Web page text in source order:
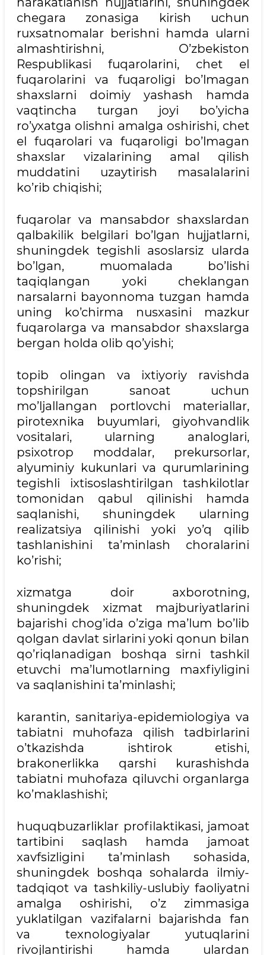
chegara zonasiga kirish uchun
ruxsatnomalar berishni hamda ularni
almashtirishni, O’zbekiston
Respublikasi fuqarolarini, chet el
fuqarolarini va fuqaroligi bo’lmagan
shaxslarni doimiy yashash hamda
vaqtincha turgan joyi bo’yicha
ro’yxatga olishni amalga oshirishi, chet
el fuqarolari va fuqaroligi bo’lmagan
shaxslar vizalarining amal qilish
muddatini uzaytirish masalalarini
ko’rib chiqishi;
fuqarolar va mansabdor shaxslardan
qalbakilik belgilari bo’lgan hujjatlarni,
shuningdek tegishli asoslarsiz ularda
bo’lgan, muomalada bo’lishi
taqiqlangan yoki cheklangan
narsalarni bayonnoma tuzgan hamda
uning ko’chirma nusxasini mazkur
fuqarolarga va mansabdor shaxslarga
bergan holda olib qo’yishi;
topib olingan va ixtiyoriy ravishda
topshirilgan sanoat uchun
mo’ljallangan portlovchi materiallar,
pirotexnika buyumlari, giyohvandlik
vositalari, ularning analoglari,
psixotrop moddalar, prekursorlar,
alyuminiy kukunlari va qurumlarining
tegishli ixtisoslashtirilgan tashkilotlar
tomonidan qabul qilinishi hamda
saqlanishi, shuningdek ularning
realizatsiya qilinishi yoki yo’q qilib
tashlanishini ta’minlash choralarini
ko’rishi;
xizmatga doir axborotning,
shuningdek xizmat majburiyatlarini
bajarishi chog’ida o’ziga ma’lum bo’lib
qolgan davlat sirlarini yoki qonun bilan
qo’riqlanadigan boshqa sirni tashkil
etuvchi ma’lumotlarning maxfiyligini
va saqlanishini ta’minlashi;
karantin, sanitariya-epidemiologiya va
tabiatni muhofaza qilish tadbirlarini
o’tkazishda ishtirok etishi,
brakonerlikka qarshi kurashishda
tabiatni muhofaza qiluvchi organlarga
ko’maklashishi;
huquqbuzarliklar profilaktikasi, jamoat
tartibini saqlash hamda jamoat
xavfsizligini ta’minlash sohasida,
shuningdek boshqa sohalarda ilmiy-
tadqiqot va tashkiliy-uslubiy faoliyatni
amalga oshirishi, o’z zimmasiga
yuklatilgan vazifalarni bajarishda fan
va texnologiyalar yutuqlarini
rivojlantirishi hamda ulardan